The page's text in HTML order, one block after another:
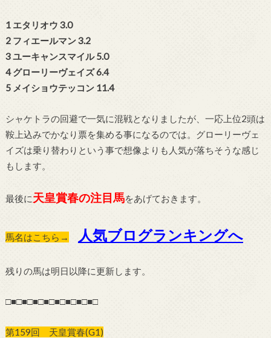
1 エタリオウ 3.0
2 フィエールマン 3.2
3 ユーキャンスマイル 5.0
4 グローリーヴェイズ 6.4
5 メイショウテッコン 11.4
シャケトラの回避で一気に混戦となりましたが、一応上位2頭は
鞍上込みでかなり票を集める事になるのでは。グローリーヴェ
イズは乗り替わりという事で想像よりも人気が落ちそうな感じ
もします。
最後に天皇賞春の注目馬をあげておきます。
馬名はこちら→ 人気ブログランキングへ
残りの馬は明日以降に更新します。
□■□■□■□■□■□■□■□■□
第159回 天皇賞春(G1)